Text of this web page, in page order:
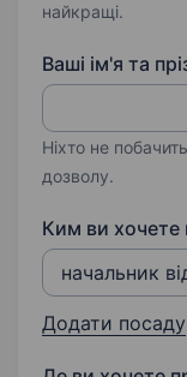
найкращі.
Ваші ім'я та
Ніхто не
дозволу.
Ким ви хочете
Додати посаду